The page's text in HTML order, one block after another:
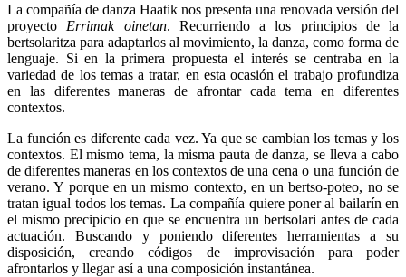
La compañía de danza Haatik nos presenta una renovada versión del
proyecto Errimak oinetan. Recurriendo a los principios de la
bertsolaritza para adaptarlos al movimiento, la danza, como forma de
lenguaje. Si en la primera propuesta el interés se centraba en la
variedad de los temas a tratar, en esta ocasión el trabajo profundiza
en las diferentes maneras de afrontar cada tema en diferentes
contextos.
La función es diferente cada vez. Ya que se cambian los temas y los
contextos. El mismo tema, la misma pauta de danza, se lleva a cabo
de diferentes maneras en los contextos de una cena o una función de
verano. Y porque en un mismo contexto, en un bertso-poteo, no se
tratan igual todos los temas. La compañía quiere poner al bailarín en
el mismo precipicio en que se encuentra un bertsolari antes de cada
actuación. Buscando y poniendo diferentes herramientas a su
disposición, creando códigos de improvisación para poder
afrontarlos y llegar así a una composición instantánea.